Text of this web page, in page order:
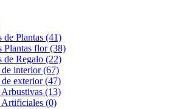
de Plantas (41)
Plantas flor (38)
de Regalo (22)
de interior (67)
de exterior (47)
Arbustivas (13)
Artificiales (0)